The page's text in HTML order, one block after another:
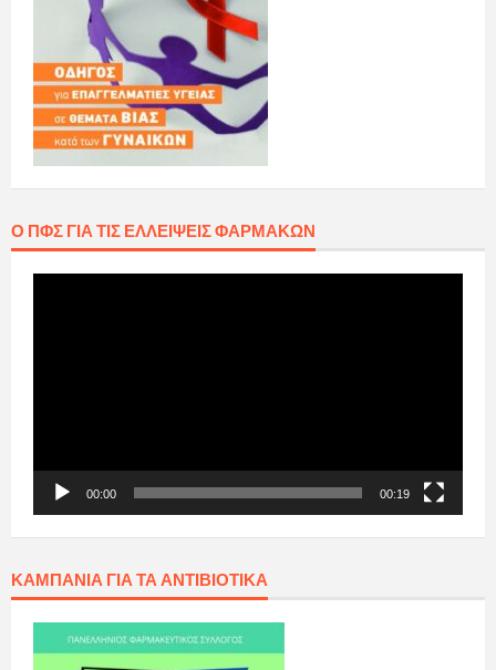
Ο ΠΦΣ ΓΙΑ ΤΙΣ ΕΛΛΕΊΨΕΙΣ ΦΑΡΜΆΚΩΝ
00:00 00:19
ΚΑΜΠΆΝΙΑ ΓΙΑ ΤΑ ΑΝΤΙΒΙΟΤΙΚΆ